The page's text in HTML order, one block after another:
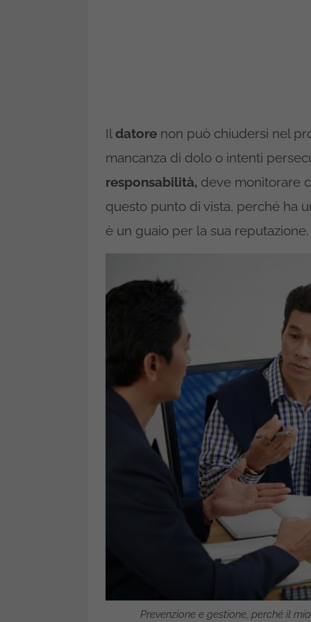
Il datore non può chiudersi nel
mancanza di dolo o intenti
responsabilità, deve monitorare
questo punto di vista, perché ha
è un guaio per la sua reputazione.
Prevenzione e gestione, perché il